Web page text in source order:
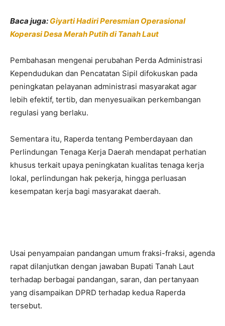
Baca juga: Giyarti Hadiri Peresmian Operasional
Koperasi Desa Merah Putih di Tanah Laut
Pembahasan mengenai perubahan Perda Administrasi
Kependudukan dan Pencatatan Sipil difokuskan pada
peningkatan pelayanan administrasi masyarakat agar
lebih efektif, tertib, dan menyesuaikan perkembangan
regulasi yang berlaku.
Sementara itu, Raperda tentang Pemberdayaan dan
Perlindungan Tenaga Kerja Daerah mendapat perhatian
khusus terkait upaya peningkatan kualitas tenaga kerja
lokal, perlindungan hak pekerja, hingga perluasan
kesempatan kerja bagi masyarakat daerah.
Usai penyampaian pandangan umum fraksi-fraksi, agenda
rapat dilanjutkan dengan jawaban Bupati Tanah Laut
terhadap berbagai pandangan, saran, dan pertanyaan
yang disampaikan DPRD terhadap kedua Raperda
tersebut.